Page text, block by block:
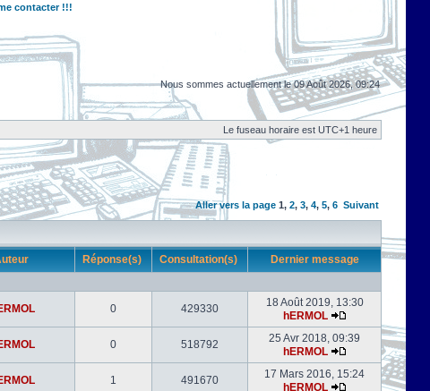
contacter !!!
Nous sommes actuellement le 09 Août 2026, 09:24
Le fuseau horaire est UTC+1 heure
Aller vers la page 1, 2, 3, 4, 5, 6 Suivant
Réponse(s) Consultation(s) Dernier message
0 429330
18 Août 2019, 13:30
hERMOL
0 518792
25 Avr 2018, 09:39
hERMOL
1 491670
17 Mars 2016, 15:24
hERMOL